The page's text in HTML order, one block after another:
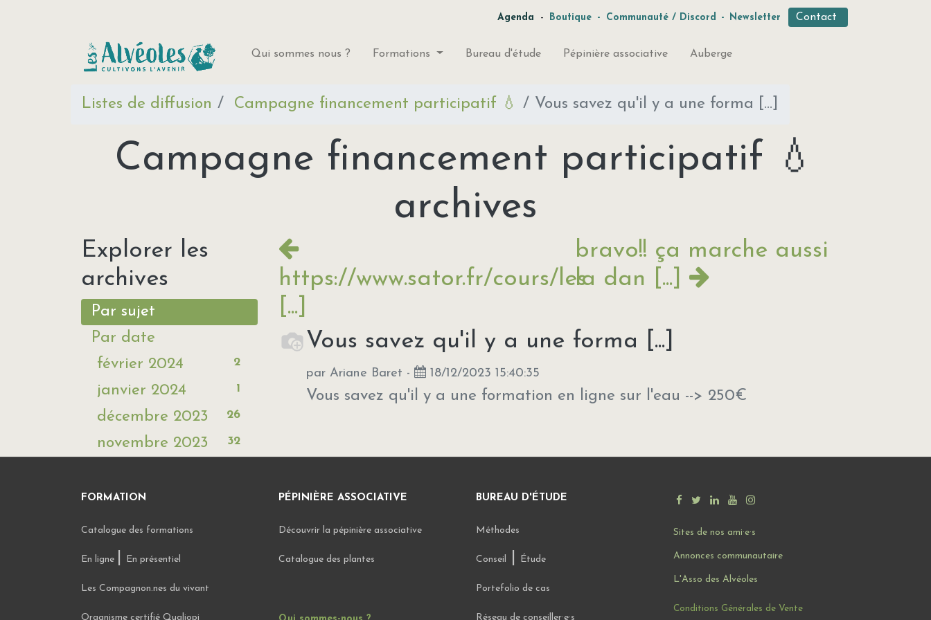
Agenda - Boutique - Communauté / Discord - Newsletter Contact
Qui sommes nous ? Formations Bureau d'étude Pépinière associative Auberge
Listes de diffusion Campagne financement participatif 💧 Vous savez qu'il y a une forma [...]
Campagne financement participatif 💧
archives
Explorer les
archives
Par sujet
Par date
février 2024
2
janvier 2024 1
décembre 2023 26
novembre 2023 32
https://www.sator.fr/cours/les
[...]
bravo!! ça marche aussi
la dan [...]
Vous savez qu'il y a une forma [...]
par Ariane Baret - 18/12/2023 15:40:35
Vous savez qu'il y a une formation en ligne sur l'eau --> 250€
FORMATION
Catalogue des formations
En ligne En présentiel
Les Compagnon.nes du vivant
Organisme certifié Qualiopi
PÉPINIÈRE ASSOCIATIVE
Découvrir la pépinière associative
Catalogue des plantes
BUREAU D'ÉTUDE
Méthodes
Conseil Étude
Portefolio de cas
Réseau de conseiller·e·s
Sites de nos ami·e·s
Annonces communautaire
L'Asso des Alvéoles
Conditions Générales de Vente